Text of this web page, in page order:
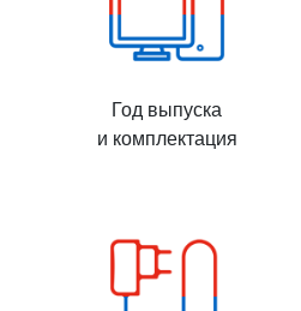
Год выпуска
и комплектация